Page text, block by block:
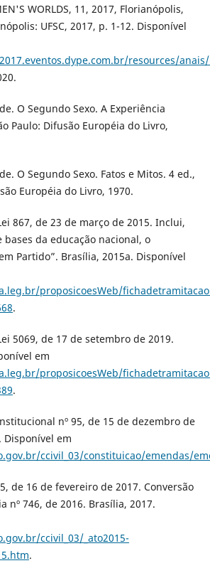
WORLDS, 11, 2017, Florianópolis,
UFSC, 2017, p. 1-12. Disponível
resources/anais/
O Segundo Sexo. A Experiência
Paulo: Difusão Européia do Livro,
O Segundo Sexo. Fatos e Mitos. 4 ed.,
Européia do Livro, 1970.
867, de 23 de março de 2015. Inclui,
da educação nacional, o
Partido”. Brasília, 2015a. Disponível
proposicoesWeb/
.
5069, de 17 de setembro de 2019.
em
proposicoesWeb/
.
nº 95, de 15 de dezembro de
Disponível em
ccivil_03/constituicao/emendas/emc/
de 16 de fevereiro de 2017. Conversão
nº 746, de 2016. Brasília, 2017.
ccivil_03/_ato2015-
.